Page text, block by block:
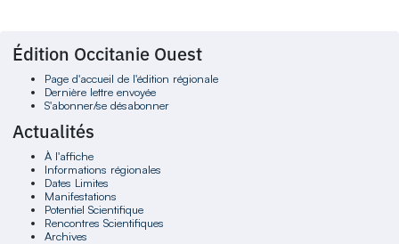
Édition Occitanie Ouest
Page d'accueil de l'édition régionale
Dernière lettre envoyée
S'abonner/se désabonner
Actualités
À l'affiche
Informations régionales
Dates Limites
Manifestations
Potentiel Scientifique
Rencontres Scientifiques
Archives